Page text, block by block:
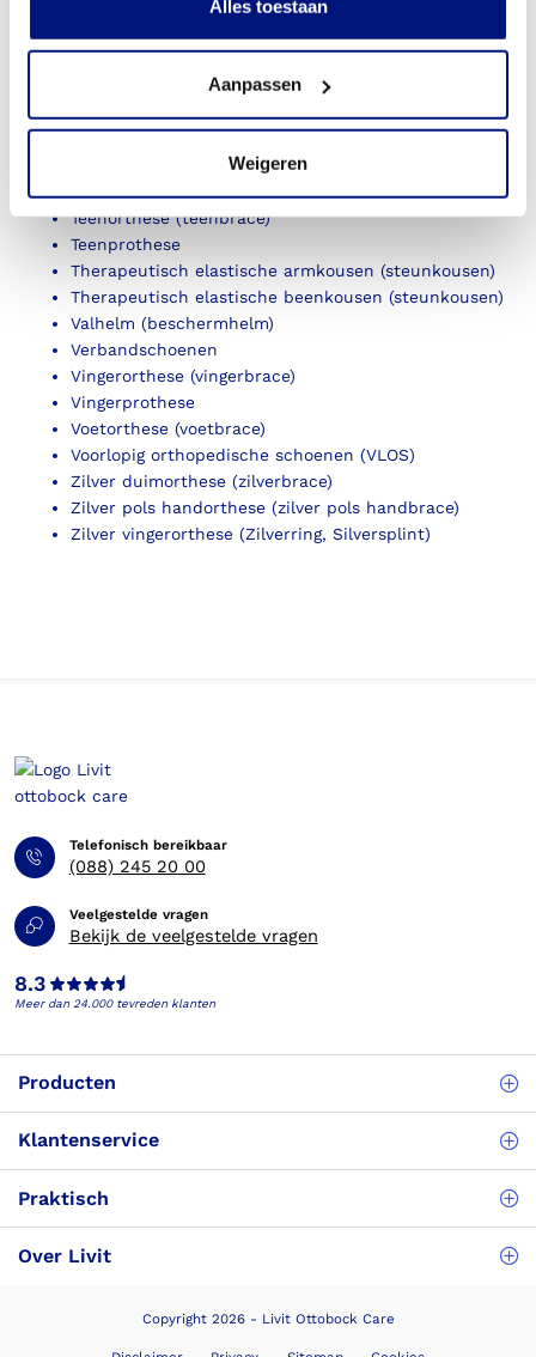
Alles toestaan
Aanpassen
Weigeren
Romporthese (korset)
Scoliosebrace (rugbrace)
Semi-orthopedische schoenen (OSB)
Stil Orthese
Teenorthese (teenbrace)
Teenprothese
Therapeutisch elastische armkousen (steunkousen)
Therapeutisch elastische beenkousen (steunkousen)
Valhelm (beschermhelm)
Verbandschoenen
Vingerorthese (vingerbrace)
Vingerprothese
Voetorthese (voetbrace)
Voorlopig orthopedische schoenen (VLOS)
Zilver duimorthese (zilverbrace)
Zilver pols handorthese (zilver pols handbrace)
Zilver vingerorthese (Zilverring, Silversplint)
Telefonisch bereikbaar
(088) 245 20 00
Veelgestelde vragen
Bekijk de veelgestelde vragen
8.3
Meer dan 24.000 tevreden klanten
Producten
Klantenservice
Praktisch
Over Livit
Copyright 2026 - Livit Ottobock Care